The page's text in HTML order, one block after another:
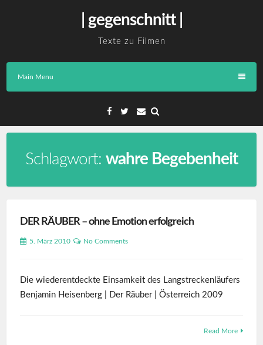
| gegenschnitt |
Texte zu Filmen
Main Menu
Facebook
TwitterEmail
Schlagwort: wahre Begebenheit
DER RÄUBER – ohne Emotion erfolgreich
5. März 2010 No Comments
Die wiederentdeckte Einsamkeit des Langstreckenläufers
Benjamin Heisenberg | Der Räuber | Österreich 2009
Read More